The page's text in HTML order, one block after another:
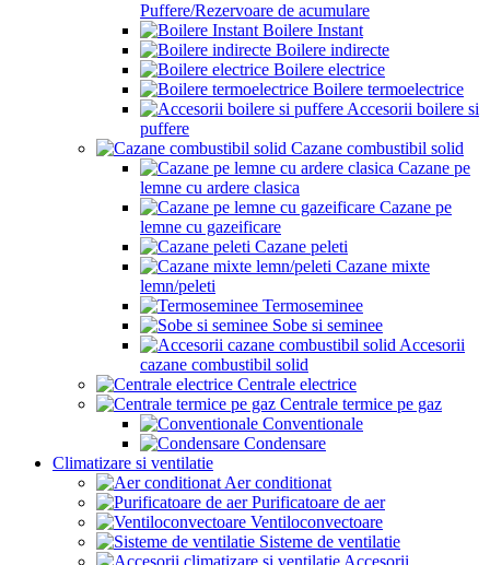
Puffere/Rezervoare de acumulare
Boilere Instant
Boilere indirecte
Boilere electrice
Boilere termoelectrice
Accesorii boilere si
puffere
Cazane combustibil solid
Cazane pe
lemne cu ardere clasica
Cazane pe
lemne cu gazeificare
Cazane peleti
Cazane mixte
lemn/peleti
Termoseminee
Sobe si seminee
Accesorii
cazane combustibil solid
Centrale electrice
Centrale termice pe gaz
Conventionale
Condensare
Climatizare si ventilatie
Aer conditionat
Purificatoare de aer
Ventiloconvectoare
Sisteme de ventilatie
Accesorii